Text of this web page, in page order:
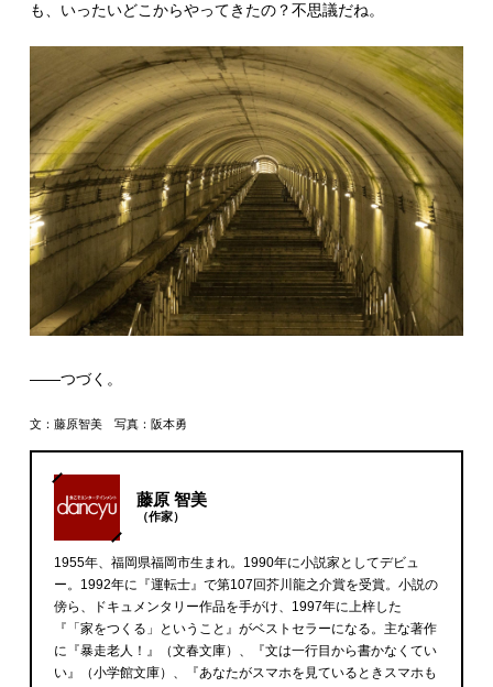
も、いったいどこからやってきたの？不思議だね。
――つづく。
文：藤原智美 写真：阪本勇
藤原 智美
（作家）
1955年、福岡県福岡市生まれ。1990年に小説家としてデビュ
ー。1992年に『運転士』で第107回芥川龍之介賞を受賞。小説の
傍ら、ドキュメンタリー作品を手がけ、1997年に上梓した
『「家をつくる」ということ』がベストセラーになる。主な著作
に『暴走老人！』（文春文庫）、『文は一行目から書かなくてい
い』（小学館文庫）、『あなたがスマホを見ているときスマホも